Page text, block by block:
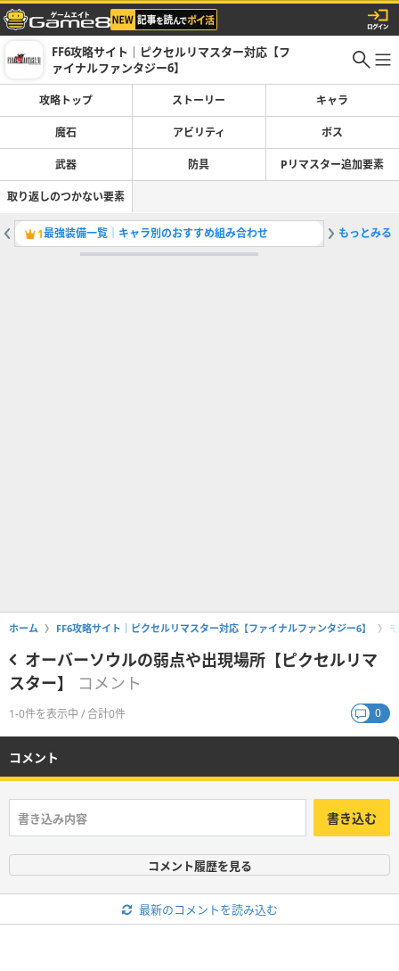
FF6攻略サイト｜ピクセルリマスター対応【フ
ァイナルファンタジー6】
攻略トップ ストーリー キャラ
魔石 アビリティ ボス
武器 防具 Pリマスター追加要素
取り返しのつかない要素
1最強装備一覧│キャラ別のおすすめ組み合わせ 2仲間集
もっとみる
ホーム FF6攻略サイト｜ピクセルリマスター対応【ファイナルファンタジー6】
オーバーソウルの弱点や出現場所【ピクセルリマ
スター】
コメント
1-0件を表示中 / 合計0件 0
コメント
書き込む
コメント履歴を見る
最新のコメントを読み込む